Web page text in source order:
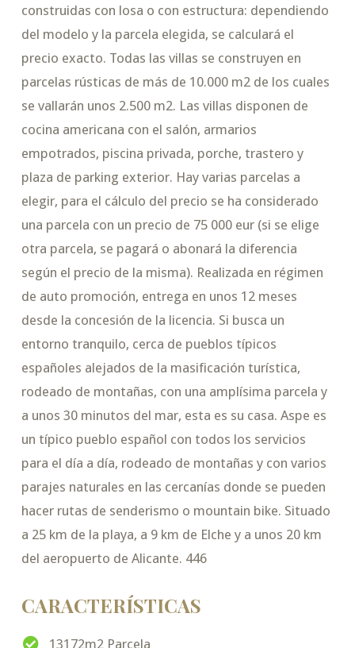
construidas con losa o con estructura: dependiendo
del modelo y la parcela elegida, se calculará el
precio exacto. Todas las villas se construyen en
parcelas rústicas de más de 10.000 m2 de los cuales
se vallarán unos 2.500 m2. Las villas disponen de
cocina americana con el salón, armarios
empotrados, piscina privada, porche, trastero y
plaza de parking exterior. Hay varias parcelas a
elegir, para el cálculo del precio se ha considerado
una parcela con un precio de 75 000 eur (si se elige
otra parcela, se pagará o abonará la diferencia
según el precio de la misma). Realizada en régimen
de auto promoción, entrega en unos 12 meses
desde la concesión de la licencia. Si busca un
entorno tranquilo, cerca de pueblos típicos
españoles alejados de la masificación turística,
rodeado de montañas, con una amplísima parcela y
a unos 30 minutos del mar, esta es su casa. Aspe es
un típico pueblo español con todos los servicios
para el día a día, rodeado de montañas y con varios
parajes naturales en las cercanías donde se pueden
hacer rutas de senderismo o mountain bike. Situado
a 25 km de la playa, a 9 km de Elche y a unos 20 km
del aeropuerto de Alicante. 446
CARACTERÍSTICAS
13172m2 Parcela